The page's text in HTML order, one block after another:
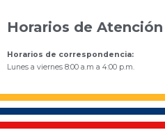
Horarios de Atención
Horarios de correspondencia:
Lunes a viernes 8:00 a.m a 4:00 p.m.